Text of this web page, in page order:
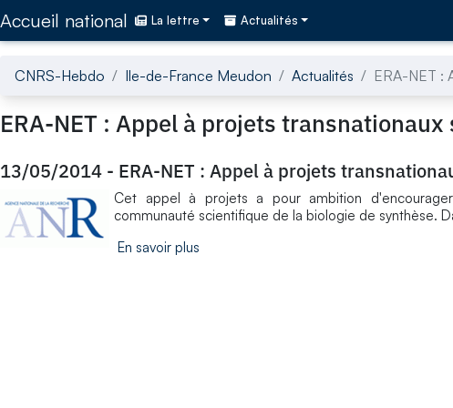
Accueil national La lettre Actualités
CNRS-Hebdo Ile-de-France Meudon Actualités ERA-NET :
ERA-NET : Appel à projets
13/05/2014 - ERA-NET : Appel à projets
Cet appel à projets a pour ambition
communauté scientifique de la biologie de synthèse.
En savoir plus